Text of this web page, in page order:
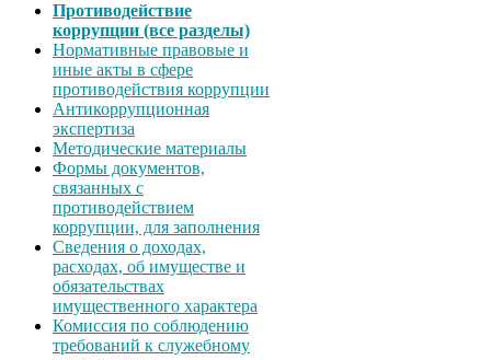
Противодействие
коррупции (все разделы)
Нормативные правовые и
иные акты в сфере
противодействия коррупции
Антикоррупционная
экспертиза
Методические материалы
Формы документов,
связанных с
противодействием
коррупции, для заполнения
Сведения о доходах,
расходах, об имуществе и
обязательствах
имущественного характера
Комиссия по соблюдению
требований к служебному